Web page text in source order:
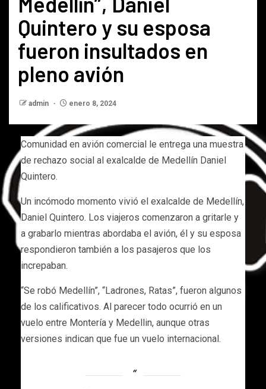
Quintero y su esposa
fueron insultados en
pleno avión
admin enero 8, 2024
Comunidad en avión comercial le entrega una muestra
de rechazo social al exalcalde de Medellín Daniel
Quintero.
Un incómodo momento vivió el exalcalde de Medellín,
Daniel Quintero. Los viajeros comenzaron a gritarle y
a grabarlo mientras abordaba el avión, él y su esposa
respondieron también a los pasajeros que los
increpaban.
“Se robó Medellín”, “Ladrones, Ratas”, fueron algunos
de los calificativos. Al parecer todo ocurrió en un
vuelo entre Montería y Medellin, aunque otras
versiones indican que fue un vuelo internacional.